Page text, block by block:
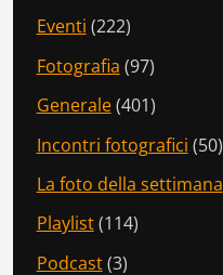
Eventi (222)
Fotografia (97)
Generale(401)
Incontri fotografici (50)
La foto della settimana
Playlist(114)
Podcast(3)